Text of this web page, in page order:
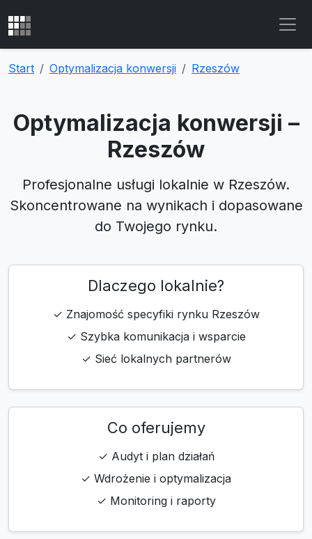
Start Optymalizacja konwersji Rzeszów
Optymalizacja konwersji –
Rzeszów
Profesjonalne usługi lokalnie w Rzeszów.
Skoncentrowane na wynikach i dopasowane
do Twojego rynku.
Dlaczego lokalnie?
✓ Znajomość specyfiki rynku Rzeszów
✓ Szybka komunikacja i wsparcie
✓ Sieć lokalnych partnerów
Co oferujemy
✓ Audyt i plan działań
✓ Wdrożenie i optymalizacja
✓ Monitoring i raporty